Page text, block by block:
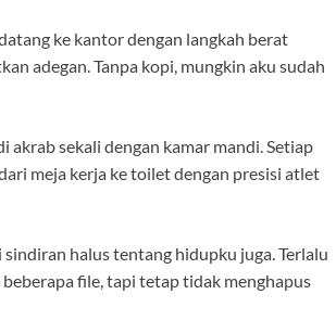
ke kantor dengan langkah berat
adegan. Tanpa kopi, mungkin aku sudah
sekali dengan kamar mandi. Setiap
meja kerja ke toilet dengan presisi atlet
halus tentang hidupku juga. Terlalu
file, tapi tetap tidak menghapus